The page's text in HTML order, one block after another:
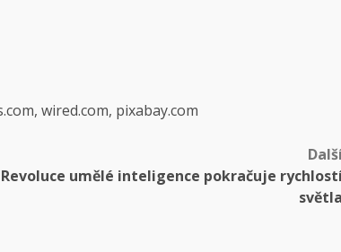
wired.com, pixabay.com
Revoluce umělé inteligence pokračuje
světla